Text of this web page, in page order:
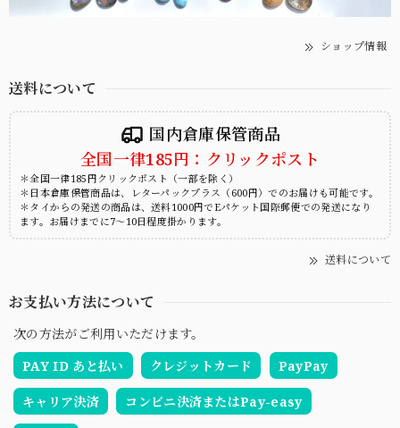
ショップ情報
送料について
国内倉庫保管商品
全国一律185円：クリックポスト
＊全国一律185円クリックポスト（一部を除く）
＊日本倉庫保管商品は、レターパックプラス（600円）でのお届けも可能です。
＊タイからの発送の商品は、送料1000円でEパケット国際郵便での発送になり
ます。お届けまでに7～10日程度掛かります。
送料について
お支払い方法について
次の方法がご利用いただけます。
PAY ID あと払い
クレジットカード PayPay
キャリア決済 コンビニ決済またはPay-easy